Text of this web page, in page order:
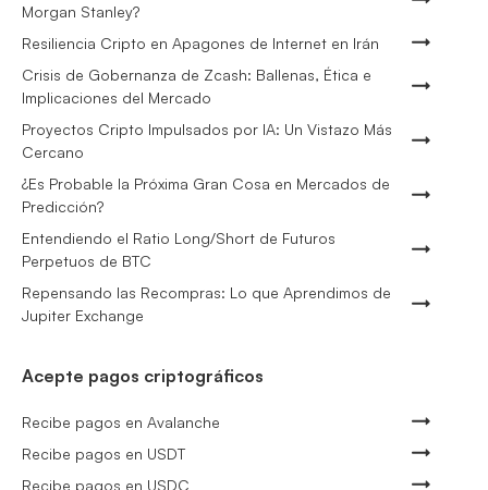
Morgan Stanley?
Resiliencia Cripto en Apagones de Internet en Irán
Crisis de Gobernanza de Zcash: Ballenas, Ética e
Implicaciones del Mercado
Proyectos Cripto Impulsados por IA: Un Vistazo Más
Cercano
¿Es Probable la Próxima Gran Cosa en Mercados de
Predicción?
Entendiendo el Ratio Long/Short de Futuros
Perpetuos de BTC
Repensando las Recompras: Lo que Aprendimos de
Jupiter Exchange
Acepte pagos criptográficos
Recibe pagos en Avalanche
Recibe pagos en USDT
Recibe pagos en USDC